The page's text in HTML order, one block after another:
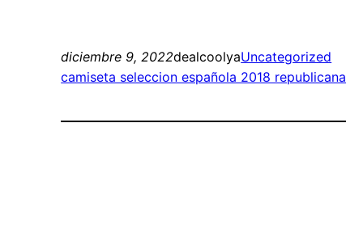
diciembre 9, 2022dealcoolyaUncategorized
camiseta seleccion española 2018 republicana